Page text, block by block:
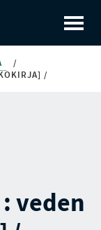
/
/
veden